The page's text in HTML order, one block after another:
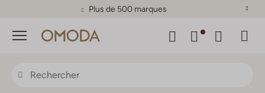
Plus de 500 marques
Menu